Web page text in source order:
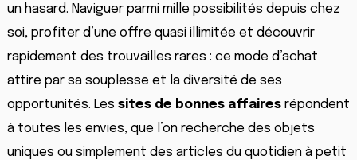
un hasard. Naviguer parmi mille possibilités depuis chez
soi, profiter d’une offre quasi illimitée et découvrir
rapidement des trouvailles rares : ce mode d’achat
attire par sa souplesse et la diversité de ses
opportunités. Les sites de bonnes affairesrépondent
à toutes les envies, que l’on recherche des objets
uniques ou simplement des articles du quotidien à petit